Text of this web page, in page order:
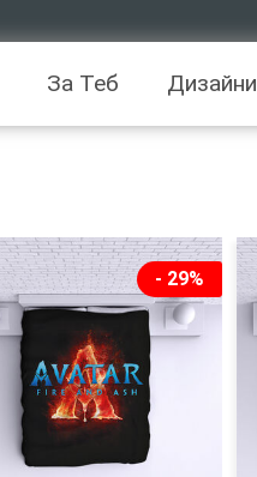
За Теб Дизайни
- 29%